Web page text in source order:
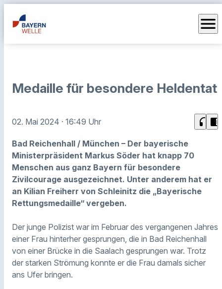
menu
Medaille für besondere Heldentat
02. Mai 2024 · 16:49 Uhr headphones chrome_reader_mode
Bad Reichenhall / München – Der bayerische
Ministerpräsident Markus Söder hat knapp 70
Menschen aus ganz Bayern für besondere
Zivilcourage ausgezeichnet. Unter anderem hat er
an Kilian Freiherr von Schleinitz die „Bayerische
Rettungsmedaille“ vergeben.
Der junge Polizist war im Februar des vergangenen Jahres
einer Frau hinterher gesprungen, die in Bad Reichenhall
von einer Brücke in die Saalach gesprungen war. Trotz
der starken Strömung konnte er die Frau damals sicher
ans Ufer bringen.